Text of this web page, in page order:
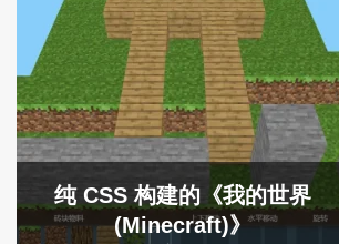
纯 CSS 构建的《我的世界
(Minecraft)》